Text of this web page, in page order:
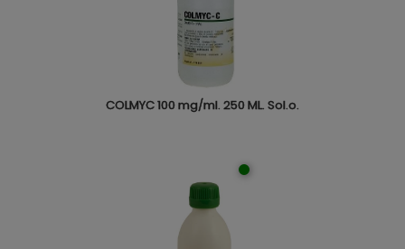
COLMYC 100 mg/ml. 250 ML. Sol.o.